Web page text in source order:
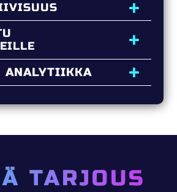
ANALYTIIKKA
TARJOUS